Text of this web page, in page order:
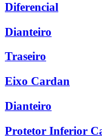
Diferencial
Dianteiro
Traseiro
Eixo Cardan
Dianteiro
Protetor Inferior